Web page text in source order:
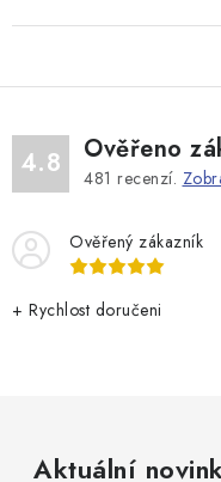
4.8 Ověřeno
481 recenzí.
Ověřený zákazník
+ Rychlost doručeni
Aktuální